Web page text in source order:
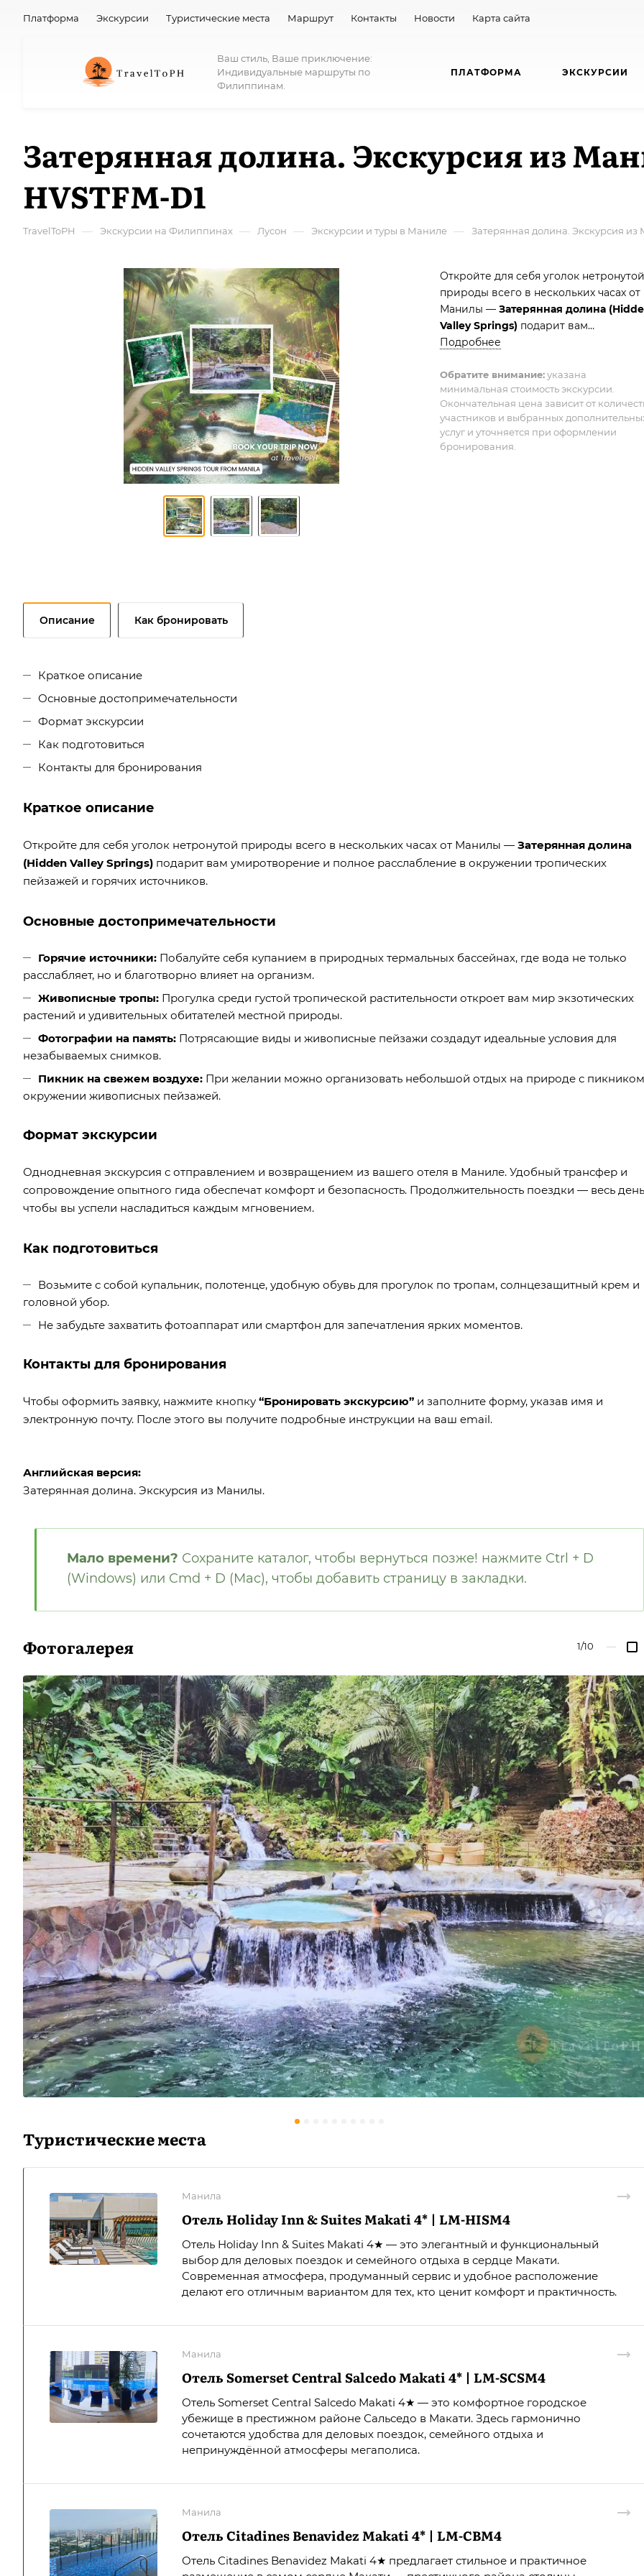
Платформа Экскурсии Туристические места Маршрут Контакты Новости Карта сайта
Ваш стиль, Ваше приключение:
Индивидуальные маршруты по
Филиппинам.
ПЛАТФОРМА ЭКСКУРСИИ
Затерянная долина. Экскурсия из
HVSTFM-D1
TravelToPH — Экскурсии на Филиппинах — Лусон — Экскурсии и туры в Маниле — Затерянная долина. Экскурсия из
Откройте для себя уголок нетронутой
природы всего в нескольких часах от
Манилы — Затерянная долина
Valley Springs) подарит вам
умиротворение и полное
тропических пейзажей и горячих
источников.
Подробнее
Обратите внимание:указана
минимальная стоимость экскурсии.
Окончательная цена зависит от
участников и выбранных
услуг и уточняется при оформлении
бронирования.
Описание Как бронировать
Краткое описание
Основные достопримечательности
Формат экскурсии
Как подготовиться
Контакты для бронирования
Краткое описание
Откройте для себя уголок нетронутой природы всего в нескольких часах от Манилы — Затерянная долина
(Hidden Valley Springs) подарит вам умиротворение и полное расслабление в окружении тропических
пейзажей и горячих источников.
Основные достопримечательности
Горячие источники: Побалуйте себя купанием в природных термальных бассейнах, где вода не только
расслабляет, но и благотворно влияет на организм.
Живописные тропы: Прогулка среди густой тропической растительности откроет вам мир экзотических
растений и удивительных обитателей местной природы.
Фотографии на память: Потрясающие виды и живописные пейзажи создадут идеальные условия для
незабываемых снимков.
Пикник на свежем воздухе: При желании можно организовать небольшой отдых на природе с
окружении живописных пейзажей.
Формат экскурсии
Однодневная экскурсия с отправлением и возвращением из вашего отеля в Маниле. Удобный трансфер и
сопровождение опытного гида обеспечат комфорт и безопасность. Продолжительность поездки — весь
чтобы вы успели насладиться каждым мгновением.
Как подготовиться
Возьмите с собой купальник, полотенце, удобную обувь для прогулок по тропам, солнцезащитный крем и
головной убор.
Не забудьте захватить фотоаппарат или смартфон для запечатления ярких моментов.
Контакты для бронирования
Чтобы оформить заявку, нажмите кнопку “Бронировать экскурсию” и заполните форму, указав имя и
электронную почту. После этого вы получите подробные инструкции на ваш email.
Английская версия:
Затерянная долина. Экскурсия из Манилы.
Мало времени? Сохраните каталог, чтобы вернуться позже! нажмите Ctrl + D
(Windows) или Cmd + D (Mac), чтобы добавить страницу в закладки.
Фотогалерея 1/10 —
Туристические места
Манила
Отель Holiday Inn & Suites Makati 4* | LM-HISM4
Отель Holiday Inn & Suites Makati 4★ — это элегантный и функциональный
выбор для деловых поездок и семейного отдыха в сердце Макати.
Современная атмосфера, продуманный сервис и удобное расположение
делают его отличным вариантом для тех, кто ценит комфорт и практичность.
Манила
Отель Somerset Central Salcedo Makati 4* | LM-SCSM4
Отель Somerset Central Salcedo Makati 4★ — это комфортное городское
убежище в престижном районе Сальседо в Макати. Здесь гармонично
сочетаются удобства для деловых поездок, семейного отдыха и
непринуждённой атмосферы мегаполиса.
Манила
Отель Citadines Benavidez Makati 4* | LM-CBM4
Отель Citadines Benavidez Makati 4★ предлагает стильное и практичное